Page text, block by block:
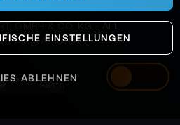
Austria
OPERATIONAL
EINSTELLUNGEN
ABLEHNEN